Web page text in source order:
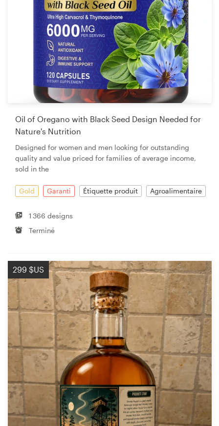
Oil of Oregano with Black Seed Design Needed for
Nature's Nutrition
Designed for women and men looking for outstanding
quality and value priced for families of average income,
sold in the
Gold Garanti Étiquette produit Agroalimentaire
1 366 designs
Terminé
299 $US